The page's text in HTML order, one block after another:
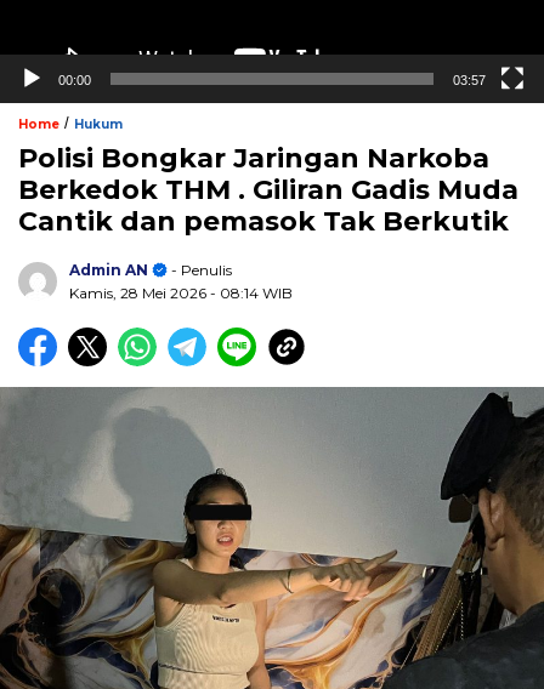
00:00 03:57
Home / Hukum
Polisi Bongkar Jaringan Narkoba
Berkedok THM . Giliran Gadis Muda
Cantik dan pemasok Tak Berkutik
Admin AN
- Penulis
Kamis, 28 Mei 2026 - 08:14 WIB